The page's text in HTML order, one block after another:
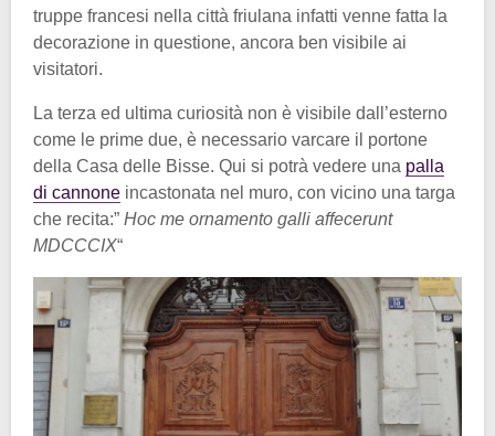
truppe francesi nella città friulana infatti venne fatta la
decorazione in questione, ancora ben visibile ai
visitatori.
La terza ed ultima curiosità non è visibile dall’esterno
come le prime due, è necessario varcare il portone
della Casa delle Bisse. Qui si potrà vedere una palla
di cannone incastonata nel muro, con vicino una targa
che recita:” Hoc me ornamento galli affecerunt
MDCCCIX“